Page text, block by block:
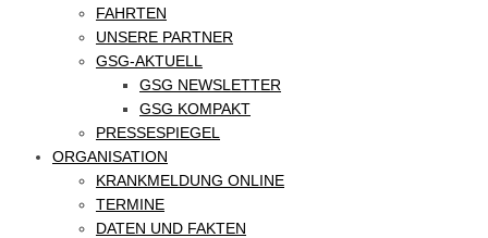
FAHRTEN
UNSERE PARTNER
GSG-AKTUELL
GSG NEWSLETTER
GSG KOMPAKT
PRESSESPIEGEL
ORGANISATION
KRANKMELDUNG ONLINE
TERMINE
DATEN UND FAKTEN